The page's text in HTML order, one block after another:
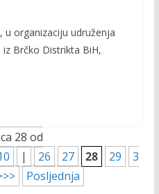
u organizaciju udruženja
Brčko Distrikta BiH,
28 od
| 26 27 28 29
3
Posljednja